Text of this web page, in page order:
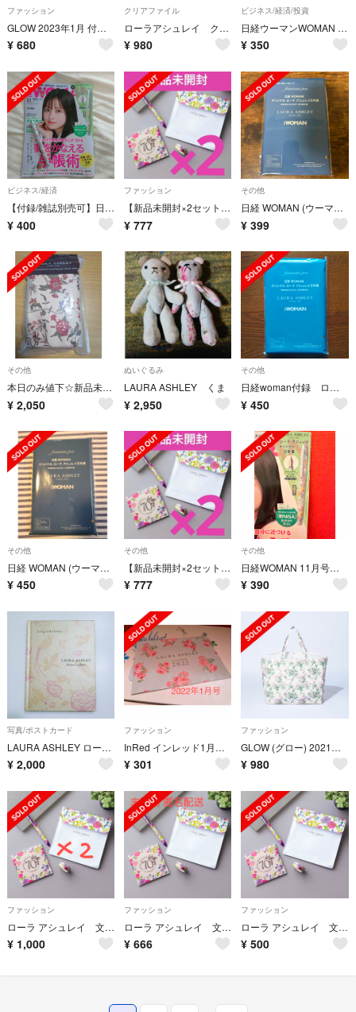
ファッション
GLOW 2023年1月 付録 LAURA ASHLEY お花のれんげ5本セット
¥ 680
クリアファイル
ローラアシュレイ クリアファイル 新品 未開封
¥ 980
ビジネス/経済/投資
日経ウーマンWOMAN 付録 オリジナル ローラアシュレイ 万年筆
¥ 350
ビジネス/経済
【付録/雑誌別売可】日経woman 11月号 万年筆付
¥ 400
ファッション
【新品未開封×2セット】InRed 付録 ローラアシュレイ文具4点セット
¥ 777
その他
日経 WOMAN (ウーマン) 11月号 万年筆 ローラアシュレイ 付録
¥ 399
その他
本日のみ値下☆新品未開封 ローラアシュレイ スマホポーチ ショルダー
¥ 2,050
ぬいぐるみ
LAURA ASHLEY くま
¥ 2,950
その他
日経woman付録 ローラアシュレイ万年筆
¥ 450
その他
日経 WOMAN (ウーマン) 2023年 11月号付録 ローラアシュレイ万年筆
¥ 450
その他
【新品未開封×2セット】InRed 付録 ローラアシュレイ文具4点セット
¥ 777
その他
日経WOMAN 11月号 オリジナル ローラ アシュレイ万年筆
¥ 390
写真/ポストカード
LAURA ASHLEY ローラアシュレイ ポストカード
¥ 2,000
ファッション
InRed インレッド1月号付録 ローラアシュレイ カレンダー 2022
¥ 301
ファッション
GLOW (グロー) 2021年 5月 付録 ローラアシュレイ レジかご トート
¥ 980
ファッション
ローラ アシュレイ 文具4点セット 2個セット
¥ 1,000
ファッション
ローラ アシュレイ 文具4点セット
¥ 666
ファッション
ローラ アシュレイ 文具4点セット
¥ 500